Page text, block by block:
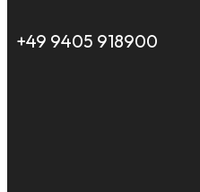
+49 9405 918900